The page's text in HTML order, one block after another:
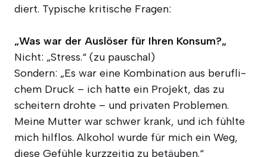
diert. Typi­sche kri­ti­sche Fragen:
„Was war der Aus­lö­ser für Ihren Kon­sum?„
Nicht: „Stress.“ (zu pau­schal)
Son­dern: „Es war eine Kom­bi­na­ti­on aus beruf­li­
chem Druck – ich hat­te ein Pro­jekt, das zu
schei­tern droh­te – und pri­va­ten Pro­ble­men.
Mei­ne Mut­ter war schwer krank, und ich fühl­te
mich hilf­los. Alko­hol wur­de für mich ein Weg,
die­se Gefüh­le kurz­zei­tig zu betäuben.“